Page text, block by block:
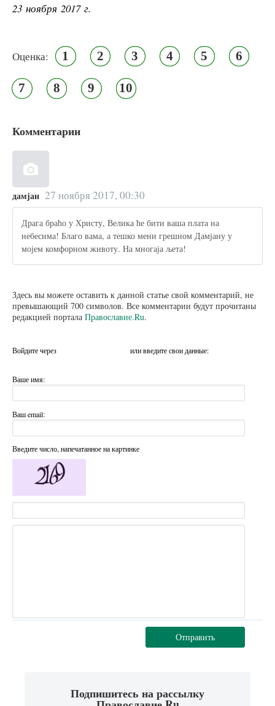
23 ноября 2017 г.
Оценка: 1 2 3 4 5 6
7 8 9 10
Комментарии
дамјан 27 ноября 2017, 00:30
Драга браћо у Христу, Велика ће бити ваша плата на
небесима! Благо вама, а тешко мени грешном Дамјану у
мојем комфорном животу. На многаја љета!
Здесь вы можете оставить к данной статье свой комментарий, не
превышающий 700 символов. Все комментарии будут прочитаны
редакцией портала Православие.Ru.
Войдите через или введите свои данные:
Ваше имя:
Ваш email:
Введите число, напечатанное на картинке
Отправить
Подпишитесь на рассылку